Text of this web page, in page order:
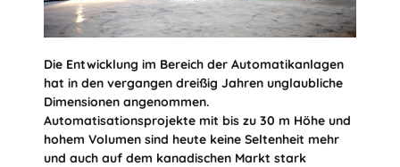
Die Entwicklung im Bereich der Automatikanlagen
hat in den vergangen dreißig Jahren unglaubliche
Dimensionen angenommen.
Automatisationsprojekte mit bis zu 30 m Höhe und
hohem Volumen sind heute keine Seltenheit mehr
und auch auf dem kanadischen Markt stark